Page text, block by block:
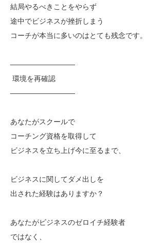
結局やるべきことをやらず
途中でビジネスが挫折しまう
コーチが本当に多いのはとても残念です。
—————————
環境を再確認
—————————
あなたがスクールで
コーチング資格を取得して
ビジネスを立ち上げ今に至るまで、
ビジネスに関してダメ出しを
出された経験はありますか？
あなたがビジネスのゼロイチ経験者
ではなく、